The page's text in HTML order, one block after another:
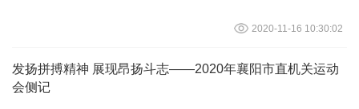
2020-11-16 10:30:02
发扬拼搏精神 展现昂扬斗志——2020年襄阳市直机关运动
会侧记